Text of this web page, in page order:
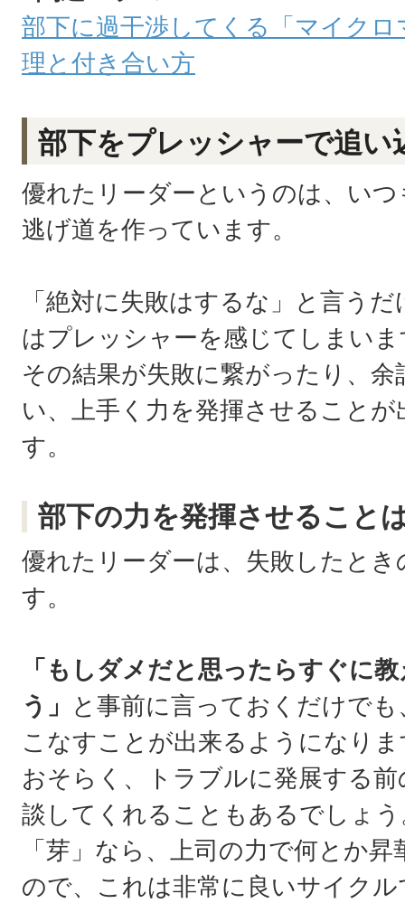
部下に過干渉してくる「マイク
理と付き合い方
部下をプレッシャーで追い
優れたリーダーというのは、い
逃げ道を作っています。
「絶対に失敗はするな」と言う
はプレッシャーを感じてしまい
その結果が失敗に繋がったり、
い、上手く力を発揮させること
す。
部下の力を発揮させること
優れたリーダーは、失敗したと
す。
「もしダメだと思ったらすぐに
う」
と事前に言っておくだけで
こなすことが出来るようになり
おそらく、トラブルに発展する
談してくれることもあるでしょ
「芽」なら、上司の力で何とか
ので、これは非常に良いサイク